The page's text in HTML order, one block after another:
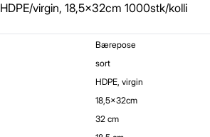
virgin, 18,5x32cm 1000stk/kolli
Bærepose
sort
HDPE, virgin
18,5x32cm
32 cm